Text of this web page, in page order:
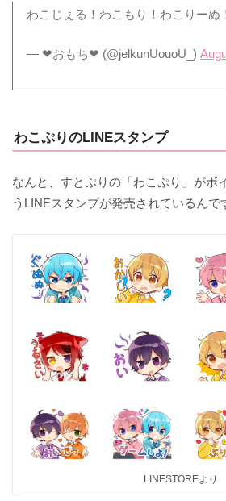
わこじぇる！わこもり！わこりーぬ
— ❤︎おもち❤︎ (@jelkunUouoU_)
わこぷりのLINEスタンプ
なんと、すとぷりの「わこぷり」がボ
うLINEスタンプが発売されているんで
LINESTOREより